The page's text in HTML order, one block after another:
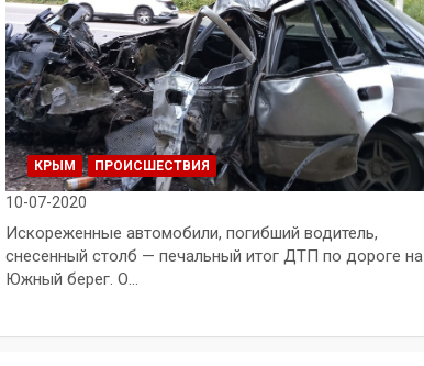
КРЫМ ПРОИСШЕСТВИЯ
10-07-2020
Искореженные автомобили, погибший водитель,
снесенный столб — печальный итог ДТП по дороге на
Южный берег. О…